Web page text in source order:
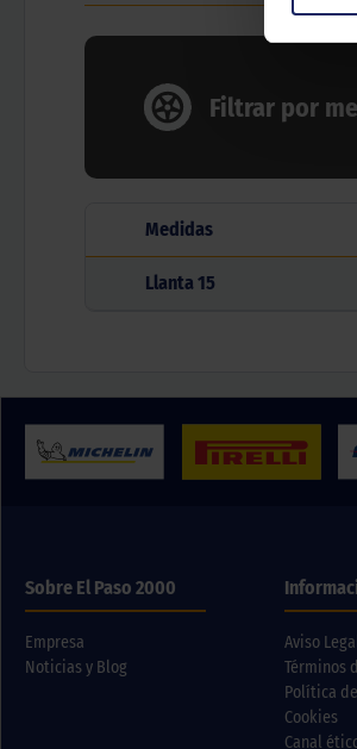
Filtrar por
Medidas
Llanta15
Sobre El Paso 2000
Empresa
Noticias y Blog
Aviso
Términos
Política
Cookies
Canal